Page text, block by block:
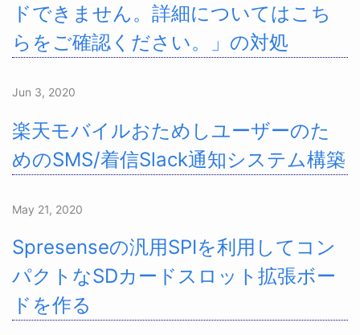
ドできません。詳細についてはこち
らをご確認ください。」の対処
Jun 3, 2020
楽天モバイルおためしユーザーのた
めのSMS/着信Slack通知システム構築
May 21, 2020
Spresenseの汎用SPIを利用してコン
パクトなSDカードスロット拡張ボー
ドを作る